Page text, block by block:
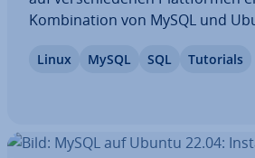
Kom­bi­na­ti­on von MySQL und
für eine Vielzahl von
Linux MySQL SQL Tutorials